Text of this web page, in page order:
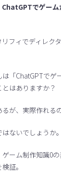
ChatGPTでゲーム
フィでディレク
「ChatGPTでゲ
はありますか？
るが、実際作れる
ないでしょうか。
ーム制作知識0
証。